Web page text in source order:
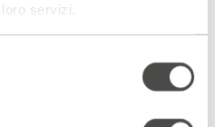
servizi.